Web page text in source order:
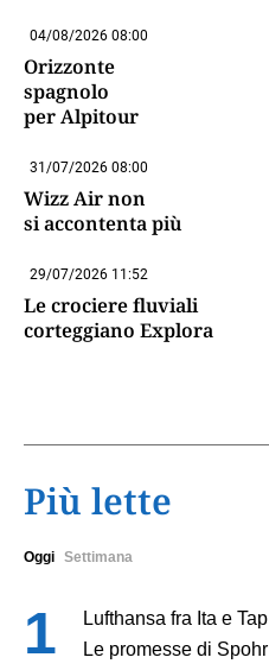
04/08/2026 08:00
Orizzonte
spagnolo
per Alpitour
31/07/2026 08:00
Wizz Air non
si accontenta più
29/07/2026 11:52
Le crociere fluviali
corteggiano Explora
Più lette
Oggi Settimana
Lufthansa fra Ita e Tap
Le promesse di Spohr